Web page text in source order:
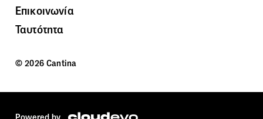
Επικοινωνία
Ταυτότητα
© 2026 Cantina